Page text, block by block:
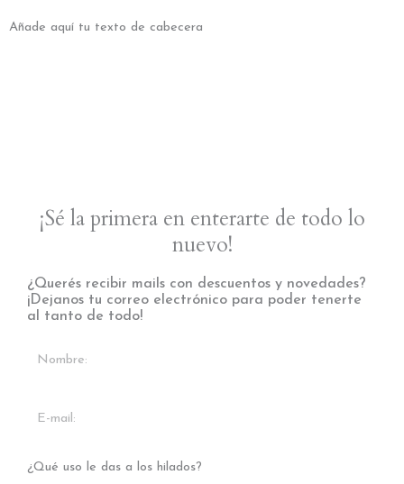
Añade aquí tu texto de cabecera
¡Sé la primera en enterarte de todo lo
nuevo!
¿Querés recibir mails con descuentos y novedades?
¡Dejanos tu correo electrónico para poder tenerte
al tanto de todo!
¿Qué uso le das a los hilados?